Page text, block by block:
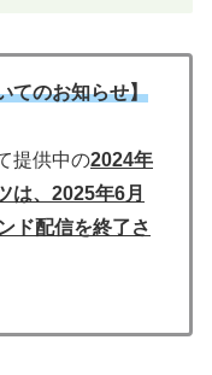
てのお知らせ】
提供中の2024年
は、2025年6月
ド配信を終了さ